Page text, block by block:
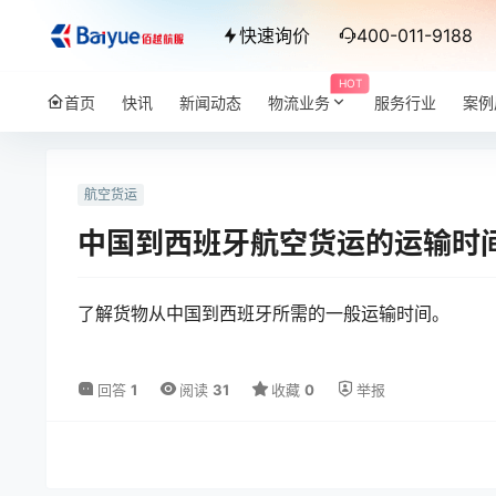
快速询价 400-011-9188
首页 快讯 新闻动态
HOT
物流业务 服务行业 案
航空货运
中国到西班牙航空货运的运输时
了解货物从中国到西班牙所需的一般运输时间。
回答 1 阅读 31 收藏 0 举报